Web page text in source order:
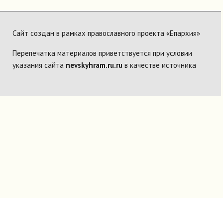
Сайт создан в рамках православного проекта «Епархия»
Перепечатка материалов приветствуется при условии
указания сайта nevskyhram.ru.ru в качестве источника